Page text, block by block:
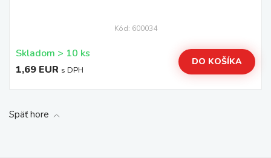
Kód: 600034
Skladom > 10 ks
1,69 EUR s DPH
DO KOŠÍKA
Späť hore